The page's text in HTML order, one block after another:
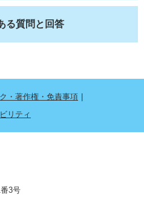
る質問と回答
・著作権・免責事項
リティ
3号